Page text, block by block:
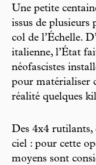
Une petite
issus de plusieurs
col de l’Échelle.
italienne, l’État
néofascistes
pour matérialiser
réalité quelques
Des 4x4 rutilants,
ciel : pour cette
moyens sont